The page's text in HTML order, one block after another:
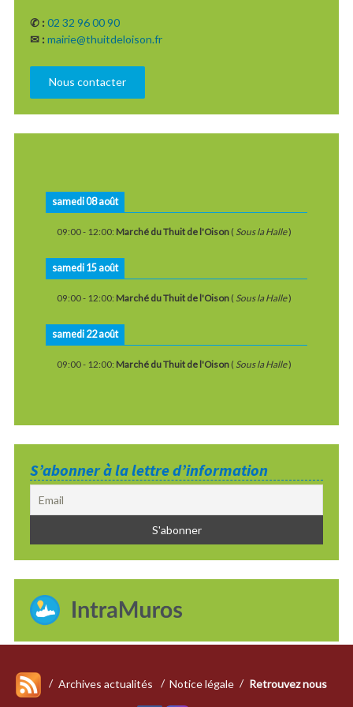
✆ : 02 32 96 00 90
✉ : mairie@thuitdeloison.fr
Nous contacter
samedi 08 août
09:00- 12:00: Marché du Thuit de l'Oison( Sous la Halle)
samedi 15 août
09:00- 12:00: Marché du Thuit de l'Oison( Sous la Halle)
samedi 22 août
09:00- 12:00: Marché du Thuit de l'Oison( Sous la Halle)
S’abonner à la lettre d’information
Archives actualités Notice légale Retrouvez nous